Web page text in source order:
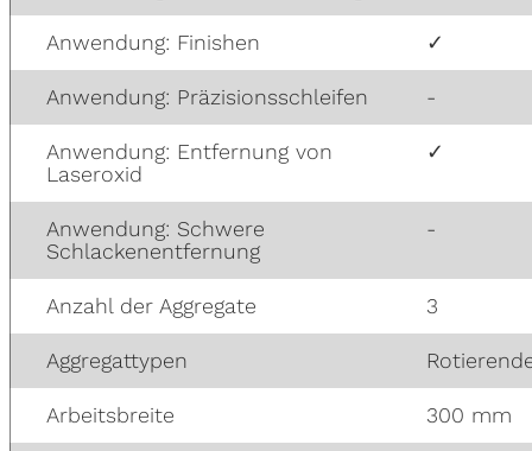
Anwendung: Finishen ✓
Anwendung: Präzisionsschleifen -
Anwendung: Entfernung von
Laseroxid
✓
Anwendung: Schwere
Schlackenentfernung
-
Anzahl der Aggregate 3
Aggregattypen
Arbeitsbreite 300 mm